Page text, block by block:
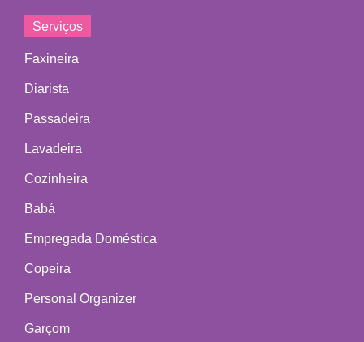
Serviços
Faxineira
Diarista
Passadeira
Lavadeira
Cozinheira
Babá
Empregada Doméstica
Copeira
Personal Organizer
Garçom